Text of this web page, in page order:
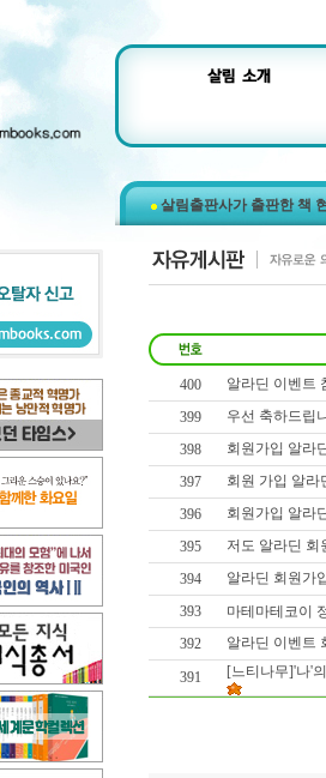
살림출판사가 출판한 책
400
알라딘 이벤트
399
우선 축하드립
398
회원가입 알라
397
회원 가입 알라
396
회원가입 알라
395
저도 알라딘 회
394
알라딘 회원가
393
마테마테코이
392
알라딘 이벤트
391 [느티나무]'나'